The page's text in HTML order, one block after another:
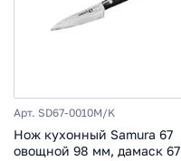
Арт. SD67-0010M/K
Нож кухонный Samura 67
овощной 98 мм, дамаск 67